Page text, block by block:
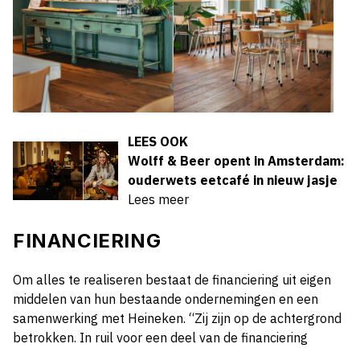
LEES OOK
Wolff & Beer opent in Amsterdam:
ouderwets eetcafé in nieuw jasje
Lees meer
FINANCIERING
Om alles te realiseren bestaat de financiering uit eigen
middelen van hun bestaande ondernemingen en een
samenwerking met Heineken. “Zij zijn op de achtergrond
betrokken. In ruil voor een deel van de financiering